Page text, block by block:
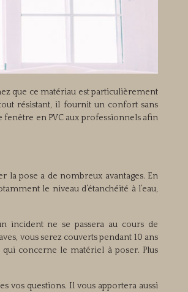
que ce matériau est particulièrement
résistant, il fournit un confort sans
en PVC aux professionnels afin
la pose a de nombreux avantages. En
le niveau d’étanchéité à l’eau,
incident ne se passera au cours de
vous serez couverts pendant 10 ans
concerne le matériel à poser. Plus
vos questions. Il vous apportera aussi